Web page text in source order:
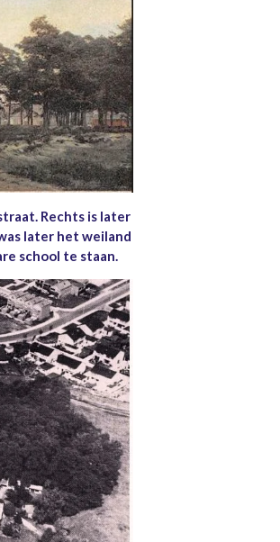
Rechts is later
later het weiland
school te staan.